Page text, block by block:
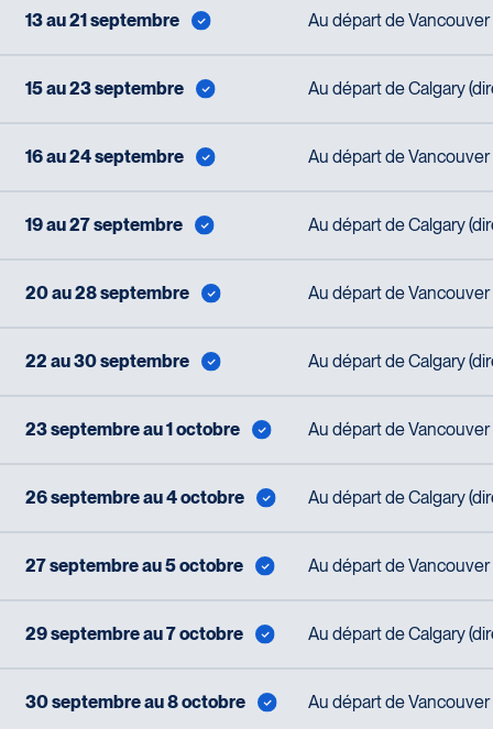
13 au 21 septembre Au départ de
15 au 23 septembre Au départ de Calgary
16 au 24 septembre Au départ de
19 au 27 septembre Au départ de Calgary
20 au 28 septembre Au départ de
22 au 30 septembre Au départ de Calgary
23 septembre au 1 octobre Au départ de
26 septembre au 4 octobre Au départ de Calgary
27 septembre au 5 octobre Au départ de
29 septembre au 7 octobre Au départ de Calgary
30 septembre au 8 octobre Au départ de